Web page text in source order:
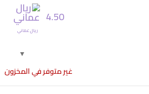
4.50
ريال عماني
غير متوفر في المخزون